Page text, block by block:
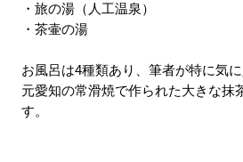
・旅の湯（人工温泉）
・茶壷の湯
お風呂は4種類あり、筆者が特に気
元愛知の常滑焼で作られた大きな抹
す。